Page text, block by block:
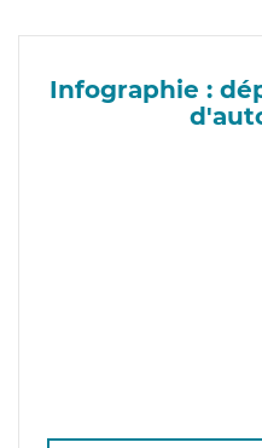
Infographie :